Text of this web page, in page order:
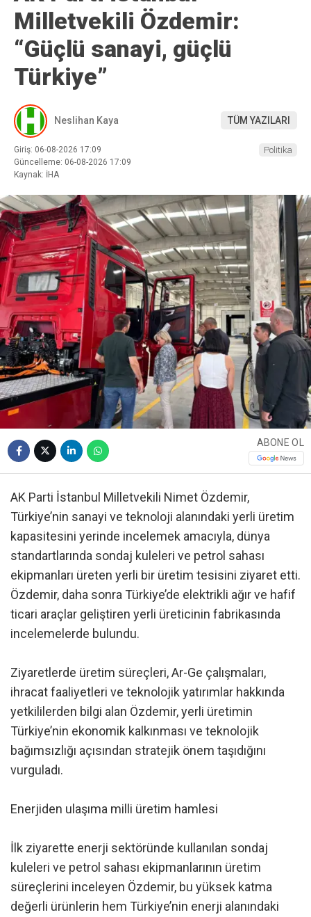
Milletvekili Özdemir:
“Güçlü sanayi, güçlü
Türkiye”
Neslihan Kaya TÜM YAZILARI
Giriş: 06-08-2026 17:09
Güncelleme: 06-08-2026 17:09
Kaynak: İHA
Politika
ABONE OL
AK Parti İstanbul Milletvekili Nimet Özdemir,
Türkiye’nin sanayi ve teknoloji alanındaki yerli üretim
kapasitesini yerinde incelemek amacıyla, dünya
standartlarında sondaj kuleleri ve petrol sahası
ekipmanları üreten yerli bir üretim tesisini ziyaret etti.
Özdemir, daha sonra Türkiye’de elektrikli ağır ve hafif
ticari araçlar geliştiren yerli üreticinin fabrikasında
incelemelerde bulundu.
Ziyaretlerde üretim süreçleri, Ar-Ge çalışmaları,
ihracat faaliyetleri ve teknolojik yatırımlar hakkında
yetkililerden bilgi alan Özdemir, yerli üretimin
Türkiye’nin ekonomik kalkınması ve teknolojik
bağımsızlığı açısından stratejik önem taşıdığını
vurguladı.
Enerjiden ulaşıma milli üretim hamlesi
İlk ziyarette enerji sektöründe kullanılan sondaj
kuleleri ve petrol sahası ekipmanlarının üretim
süreçlerini inceleyen Özdemir, bu yüksek katma
değerli ürünlerin hem Türkiye’nin enerji alanındaki